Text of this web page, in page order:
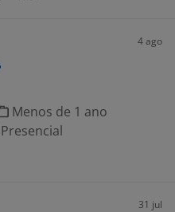
4 ago
Menos de 1 ano
Presencial
31 jul